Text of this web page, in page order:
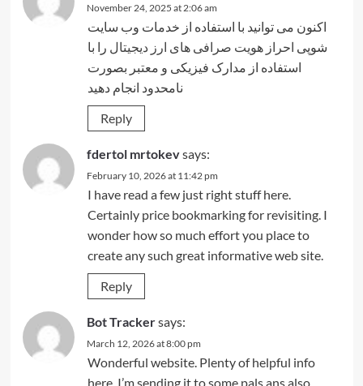
November 24, 2025 at 2:06 am
اکنون می توانید با استفاده از خدمات وب سایت
شوپی احراز هویت صرافی های ارز دیجیتال را با
استفاده از مدارک فیزیکی و معتبر بصورت
نامحدود انجام دهید
Reply
fdertol mrtokevsays:
February 10, 2026 at 11:42 pm
I have read a few just right stuff here.
Certainly price bookmarking for revisiting. I
wonder how so much effort you place to
create any such great informative web site.
Reply
Bot Trackersays:
March 12, 2026 at 8:00 pm
Wonderful website. Plenty of helpful info
here. I’m sending it to some pals ans also